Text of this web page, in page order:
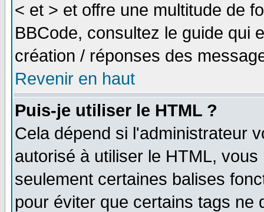
< et > et offre une multitude de
BBCode, consultez le guide qui
création / réponses des
Revenir en haut
Puis-je utiliser le HTML ?
Cela dépend si l'administrateur
autorisé à utiliser le HTML,
seulement certaines balises
pour éviter que certains tags ne